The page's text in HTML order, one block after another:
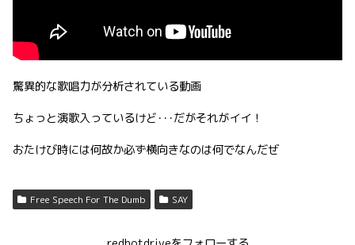
驚異的な歌唱力が分析されている動画
ちょっと演歌入っているけど･･･だがそれがイイ！
おたけび時には何故か必ず横向きなのは何でなんだぜ
Free Speech For The Dumb SAY